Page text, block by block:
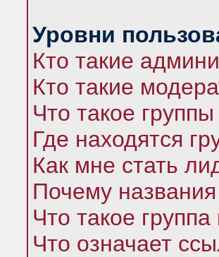
Уровни
Кто такие
Кто такие
Что такое
Где находятся
Как мне стать
Почему
Что такое
Что означает